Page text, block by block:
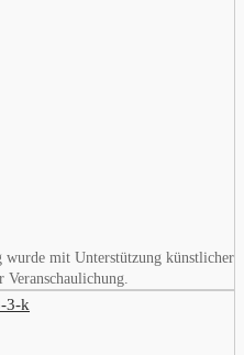
mit Unterstützung künstlicher